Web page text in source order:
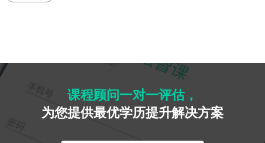
课程顾问一对一评估，
为您提供最优学历提升解决方案